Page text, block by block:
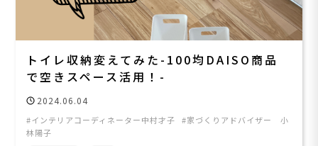
トイレ収納変えてみた-100均DAISO商品
で空きスペース活用！-
2024.06.04
インテリアコーディネーター中村才子
家づくりアドバイザー 小
林陽子